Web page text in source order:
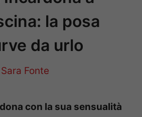
la posa
da urlo
Sara Fonte
con la sua sensualità